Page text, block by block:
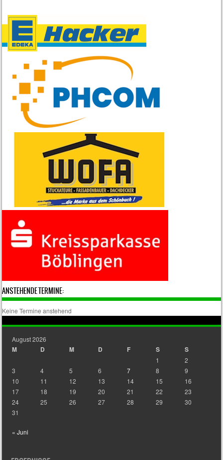
ANSTEHENDE TERMINE:
Keine Termine anstehend
August 2026
M D M D F S S
1
2
3
4 5 6 7 8
9
10
11 12 13 14 15
16
17
18 19 20 21 22
23
24
25 26 27 28 29
30
31
« Juni